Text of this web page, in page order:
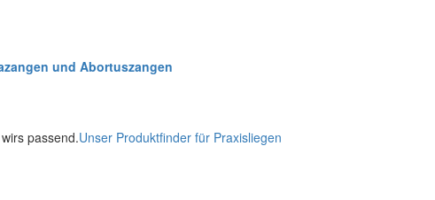
und Abortuszangen
passend.Unser Produktfinder für Praxisliegen